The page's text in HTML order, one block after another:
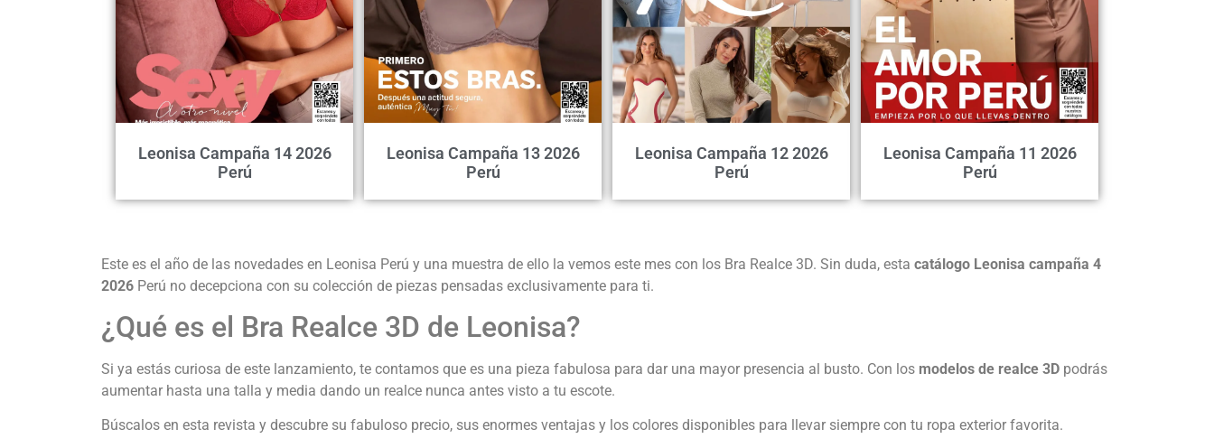
Leonisa Campaña 14 2026
Perú
Leonisa Campaña 13 2026
Perú
Leonisa Campaña 12 2026
Perú
Leonisa Campaña 11 2026
Perú
Este es el año de las novedades en Leonisa Perú y una muestra de ello la vemos este mes con los Bra Realce 3D. Sin duda, esta catálogo Leonisa campaña 4
2026 Perú no decepciona con su colección de piezas pensadas exclusivamente para ti.
¿Qué es el Bra Realce 3D de Leonisa?
Si ya estás curiosa de este lanzamiento, te contamos que es una pieza fabulosa para dar una mayor presencia al busto. Con los modelos de realce 3D podrás
aumentar hasta una talla y media dando un realce nunca antes visto a tu escote.
Búscalos en esta revista y descubre su fabuloso precio, sus enormes ventajas y los colores disponibles para llevar siempre con tu ropa exterior favorita.